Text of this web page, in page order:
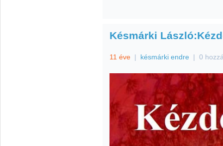
Késmárki
11 éve | késmárki endre | 0